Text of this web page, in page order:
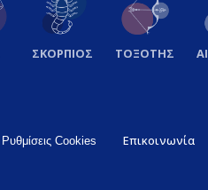
ΣΚΟΡΠΙΟΣ ΤΟΞΟΤΗΣ
Ρυθμίσεις Cookies Επικοινωνία